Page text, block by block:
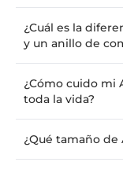
¿Cuál es la
y un anillo de
¿Cómo cuido mi
toda la vida?
¿Qué tamaño